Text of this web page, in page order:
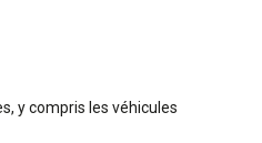
y compris les véhicules